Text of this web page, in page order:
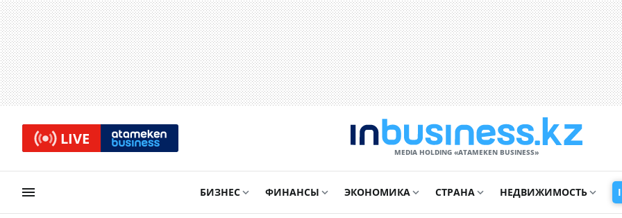
LIVE
MEDIA HOLDING «ATAMEKЕN BUSINESS»
БИЗНЕС ФИНАНСЫ ЭКОНОМИКА СТРАНА НЕДВИЖИМОСТЬ